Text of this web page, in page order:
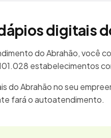
digitais
do Abrahão, você
estabelecimentos
do Abrahão no seu
fará o autoatendimento.